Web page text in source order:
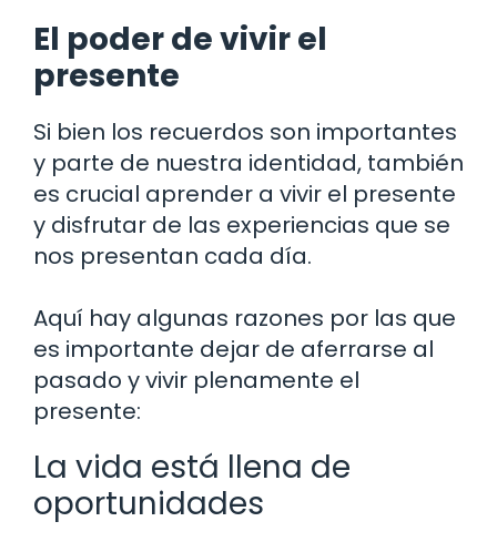
El poder de vivir el
presente
Si bien los recuerdos son importantes
y parte de nuestra identidad, también
es crucial aprender a vivir el presente
y disfrutar de las experiencias que se
nos presentan cada día.
Aquí hay algunas razones por las que
es importante dejar de aferrarse al
pasado y vivir plenamente el
presente:
La vida está llena de
oportunidades